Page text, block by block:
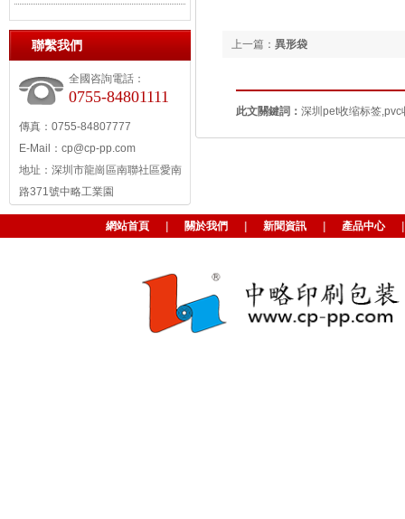
聯繫我們
全國咨詢電話：
0755-84801111
傳真：0755-84807777
E-Mail：cp@cp-pp.com
地址：深圳市龍崗區南聯社區愛南
路371號中略工業園
上一篇： 異形袋
此文關鍵詞： 深圳pet收缩标签
網站首頁 關於我們 新聞資訊 產品中心